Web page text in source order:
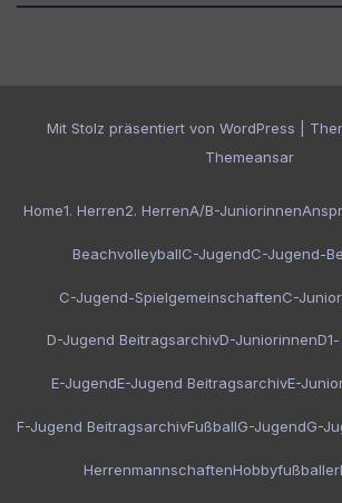
Mit Stolz präsentiert von WordPress
Themeansar
Home1. Herren2. HerrenA/B-Juniorinnen
BeachvolleyballC-JugendC-Jugend-
C-Jugend-SpielgemeinschaftenC-
D-Jugend BeitragsarchivD-Juniorinnen
E-JugendE-Jugend BeitragsarchivE-
F-Jugend BeitragsarchivFußballG-JugendG-
HerrenmannschaftenHobbyfußballer